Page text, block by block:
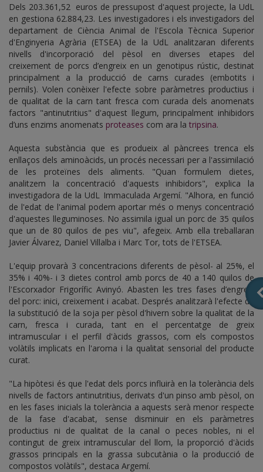
Dels 203.361,52 euros de pressupost d'aquest projecte, la UdL
en gestiona 62.884,23. Les investigadores i els investigadors del
departament de Ciència Animal de l'Escola Tècnica Superior
d'Enginyeria Agrària (ETSEA) de la UdL analitzaran diferents
nivells d'incorporació del pèsol en diverses etapes del
creixement de porcs d’engreix en un genotipus rústic, destinat
principalment a la producció de carns curades (embotits i
pernils). Volen conèixer l'efecte sobre paràmetres productius i
de qualitat de la carn tant fresca com curada dels anomenats
factors "antinutritius" d'aquest llegum, principalment inhibidors
d’uns enzims anomenats proteases com ara la tripsina.
Aquesta substància que es produeix al pàncrees trenca els
enllaços dels aminoàcids, un procés necessari per a l'assimilació
de les proteïnes dels aliments. "Quan formulem dietes,
analitzem la concentració d'aquests inhibidors", explica la
investigadora de la UdL Immaculada Argemí. "Alhora, en funció
de l'edat de l'animal podem aportar més o menys concentració
d'aquestes lleguminoses. No assimila igual un porc de 35 quilos
que un de 80 quilos de pes viu", afegeix. Amb ella treballaran
Javier Álvarez, Daniel Villalba i Marc Tor, tots de l'ETSEA.
L'equip provarà 3 concentracions diferents de pèsol- al 25%, el
35% i 40%- i 3 dietes control amb porcs de 40 a 140 quilos de
l'Escorxador Frigorífic Avinyó. Abasten les tres fases d’engreix
del porc: inici, creixement i acabat. Després analitzarà l'efecte de
la substitució de la soja per pèsol d'hivern sobre la qualitat de la
carn, fresca i curada, tant en el percentatge de greix
intramuscular i el perfil d'àcids grassos, com els compostos
volàtils implicats en l'aroma i la qualitat sensorial del producte
curat.
"La hipòtesi és que l'edat dels porcs influirà en la tolerància dels
nivells de factors antinutritius, derivats d'un pinso amb pèsol, on
en les fases inicials la tolerància a aquests serà menor respecte
de la fase d'acabat, sense disminuir en els paràmetres
productius ni de qualitat de la canal o peces nobles, ni el
contingut de greix intramuscular del llom, la proporció d'àcids
grassos principals en la grassa subcutània o la producció de
compostos volàtils", destaca Argemí.